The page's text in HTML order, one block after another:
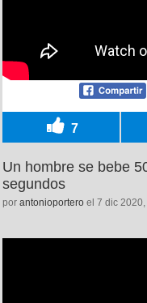
7
Un hombre se bebe
segundos
por antonioportero el 7 dic 2020,